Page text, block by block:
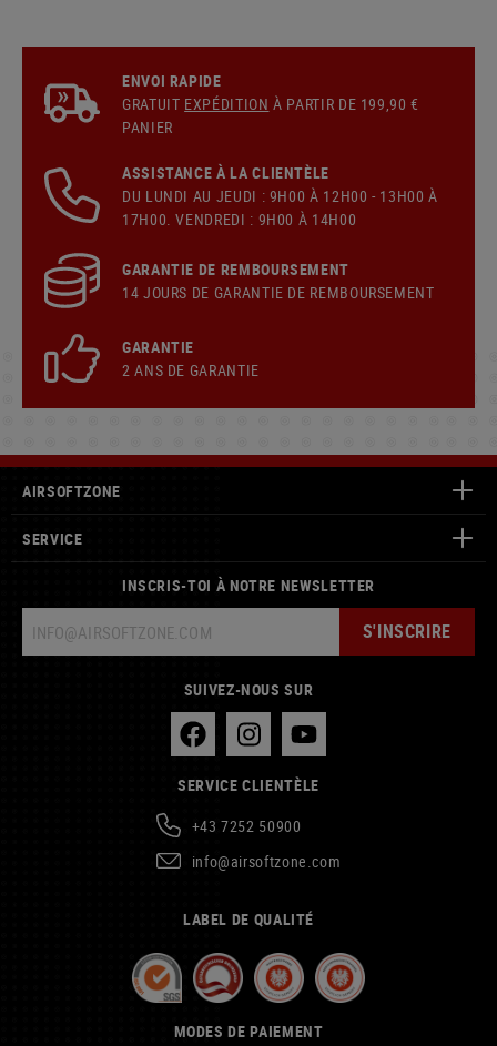
ENVOI RAPIDE
GRATUIT EXPÉDITION À PARTIR DE 199,90 €
PANIER
ASSISTANCE À LA CLIENTÈLE
DU LUNDI AU JEUDI : 9H00 À 12H00 - 13H00 À
17H00. VENDREDI : 9H00 À 14H00
GARANTIE DE REMBOURSEMENT
14 JOURS DE GARANTIE DE REMBOURSEMENT
GARANTIE
2 ANS DE GARANTIE
AIRSOFTZONE
SERVICE
INSCRIS-TOI À NOTRE NEWSLETTER
S'INSCRIRE
SUIVEZ-NOUS SUR
SERVICE CLIENTÈLE
+43 7252 50900
info@airsoftzone.com
LABEL DE QUALITÉ
MODES DE PAIEMENT